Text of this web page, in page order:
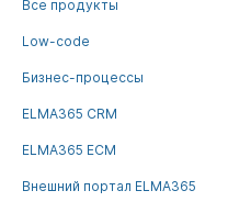
Все продукты
Low-code
Бизнес-процессы
ELMA365 CRM
ELMA365 ECM
Внешний портал ELMA365